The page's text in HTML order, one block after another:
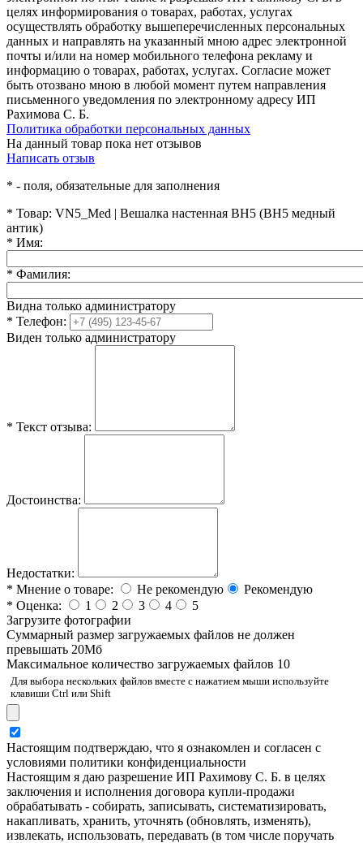
целях информирования о товарах, работах, услугах
осуществлять обработку вышеперечисленных персональных
данных и направлять на указанный мною адрес электронной
почты и/или на номер мобильного телефона рекламу и
информацию о товарах, работах, услугах. Согласие может
быть отозвано мною в любой момент путем направления
письменного уведомления по электронному адресу ИП
Рахимова С. Б.
Политика обработки персональных данных
На данный товар пока нет отзывов
Написать отзыв
* - поля, обязательные для заполнения
* Товар: VN5_Med | Вешалка настенная ВН5 (ВН5 медный
антик)
* Имя:
* Фамилия:
Видна только администратору
* Телефон:
Виден только администратору
* Текст отзыва:
Достоинства:
Недостатки:
* Мнение о товаре: Не рекомендую
Рекомендую
* Оценка: 1 2 3 4
5
Загрузите фотографии
Cуммарный размер загружаемых файлов не должен
превышать 20Мб
Максимальное количество загружаемых файлов 10
Для выбора нескольких файлов вместе с нажатием мыши используйте
клавиши Ctrl или Shift
Настоящим подтверждаю, что я ознакомлен и согласен с
условиями политики конфиденциальности
Настоящим я даю разрешение ИП Рахимову С. Б. в целях
заключения и исполнения договора купли-продажи
обрабатывать - собирать, записывать, систематизировать,
накапливать, хранить, уточнять (обновлять, изменять),
извлекать, использовать, передавать (в том числе поручать